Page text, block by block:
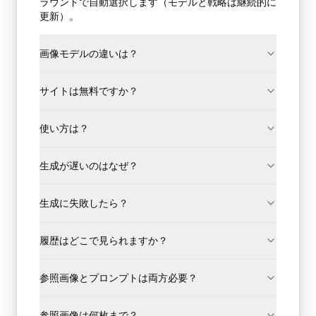
更新）。
画像モデルの違いは？
サイトは無料ですか？
使い方は？
生成が遅いのはなぜ？
生成に失敗したら？
履歴はどこで見られますか？
参照画像とプロンプトは両方必要？